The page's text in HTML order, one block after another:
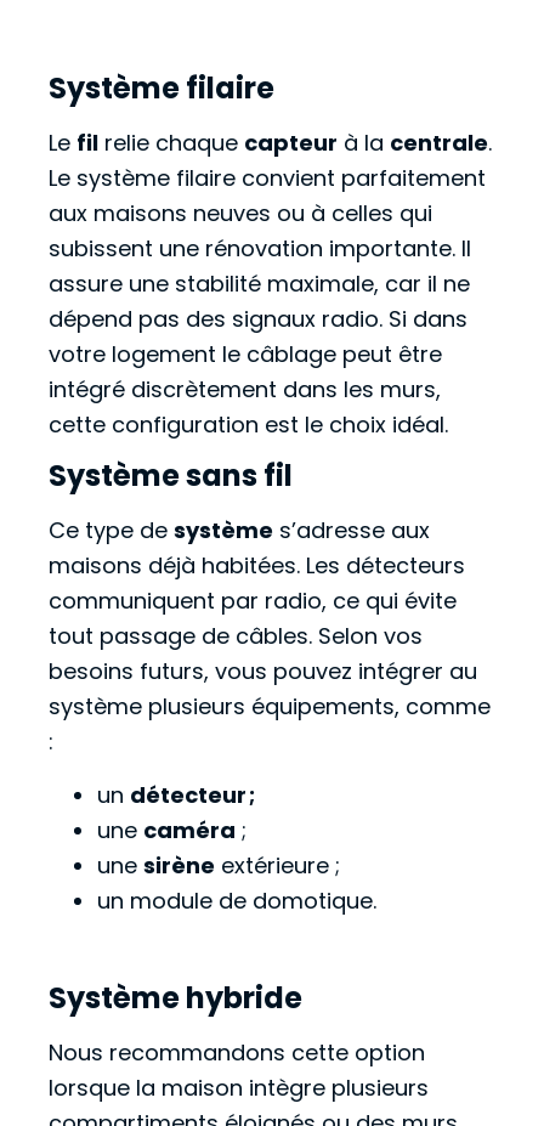
Système filaire
Le fil relie chaque capteur à la centrale.
Le système filaire convient parfaitement
aux maisons neuves ou à celles qui
subissent une rénovation importante. Il
assure une stabilité maximale, car il ne
dépend pas des signaux radio. Si dans
votre logement le câblage peut être
intégré discrètement dans les murs,
cette configuration est le choix idéal.
Système sans fil
Ce type de système s’adresse aux
maisons déjà habitées. Les détecteurs
communiquent par radio, ce qui évite
tout passage de câbles. Selon vos
besoins futurs, vous pouvez intégrer au
système plusieurs équipements, comme
:
un détecteur ;
une caméra ;
une sirène extérieure ;
un module de domotique.
Système hybride
Nous recommandons cette option
lorsque la maison intègre plusieurs